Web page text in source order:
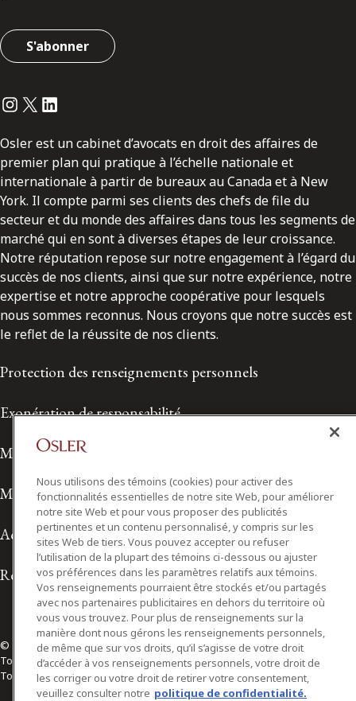
S'abonner
Instagram
Twitter
LinkedIn
Osler est un cabinet d’avocats en droit des affaires de
premier plan qui pratique à l’échelle nationale et
internationale à partir de bureaux au Canada et à New
York. Il compte parmi ses clients des chefs de file du
secteur et du monde des affaires dans tous les segments de
marché qui en sont à diverses étapes de leur croissance.
Notre réputation repose sur notre engagement à l’égard du
succès de nos clients, ainsi que sur notre expérience, notre
expertise et notre approche coopérative pour lesquels
nous sommes reconnus. Nous croyons que notre succès est
le reflet de la réussite de nos clients.
Protection des renseignements personnels
Exonération de responsabilité
Modalités de prestation de services
Modalités d'utilisation
Accessibilité
Relations avec les médias
© 2026 Osler, Hoskin & Harcourt S.E.N.C.R.L./s.r.l.
Tous droits réservés
Toronto | Montréal | Calgary | Vancouver | Ottawa | New York
Nous utilisons des témoins (cookies) pour activer des
fonctionnalités essentielles de notre site Web, pour améliorer
notre site Web et pour vous proposer des publicités
pertinentes et un contenu personnalisé, y compris sur les
sites Web de tiers. Vous pouvez accepter ou refuser
l’utilisation de la plupart des témoins ci-dessous ou ajuster
vos préférences dans les paramètres relatifs aux témoins.
Vos renseignements pourraient être stockés et/ou partagés
avec nos partenaires publicitaires en dehors du territoire où
vous vous trouvez. Pour plus de renseignements sur la
manière dont nous gérons les renseignements personnels,
de même que sur vos droits, qu’il s’agisse de votre droit
d’accéder à vos renseignements personnels, votre droit de
les corriger ou votre droit de retirer votre consentement,
veuillez consulter notre politique de confidentialité.